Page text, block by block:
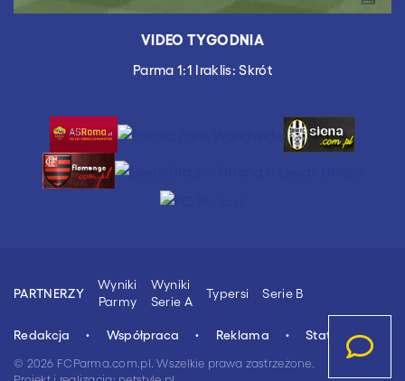
VIDEO TYGODNIA
Parma 1:1 Iraklis: Skrót
Redakcja Współpraca Reklama
Stat.4u.pl
© 2026 FCParma.com.pl. Wszelkie prawa zastrzeżone.
PARTNERZY
Wyniki
Parmy
Wyniki
Serie A
Typersi Serie B